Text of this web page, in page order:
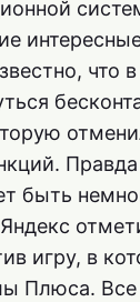
что
Правда
быть
игру, в
Плюса. Все